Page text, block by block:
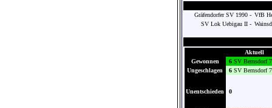
Gräfendorfer SV 1990 - VfB
SV Lok Uebigau II -
Aktuell
Gewonnen
6 SV Bernsdorf
Ungeschlagen
6 SV Bernsdorf
Unentschieden 0